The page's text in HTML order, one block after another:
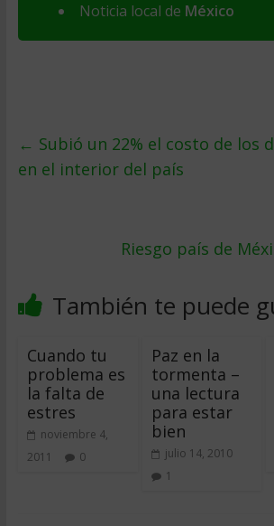
Noticia local de México
← Subió un 22% el costo de los
en el interior del paí­s
Riesgo paí­s de
También te puede
Cuando tu
problema es
la falta de
estres
noviembre 4,
2011
0
Paz en la
tormenta –
una lectura
para estar
bien
julio 14, 2010
1